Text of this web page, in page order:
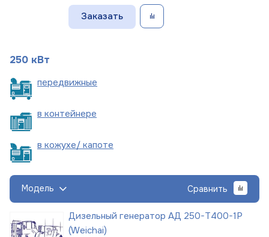
Заказать
250 кВт
передвижные
в контейнере
в кожухе/ капоте
Модель Сравнить
Дизельный генератор АД 250-Т400-1Р
(Weichai)